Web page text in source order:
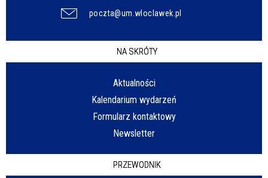
poczta@um.wloclawek.pl
NA SKRÓTY
Aktualności
Kalendarium wydarzeń
Formularz kontaktowy
Newsletter
PRZEWODNIK